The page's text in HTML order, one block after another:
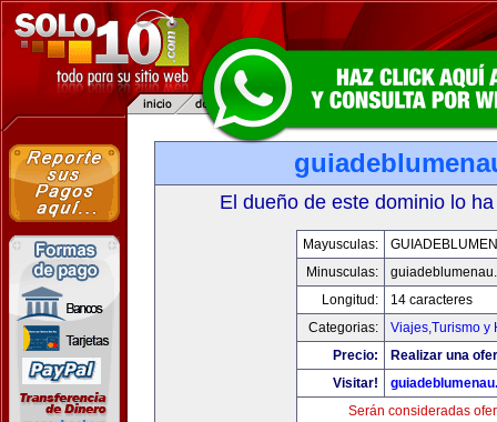
El dueño de este dominio lo
Mayusculas:
Minusculas:
Longitud:
14 caracteres
Categorias:
Viajes,Turismo y
Precio:
Realizar una
Visitar!
Serán consideradas